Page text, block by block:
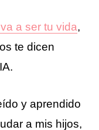
a ser tu vida,
te dicen
y aprendido
a mis hijos,